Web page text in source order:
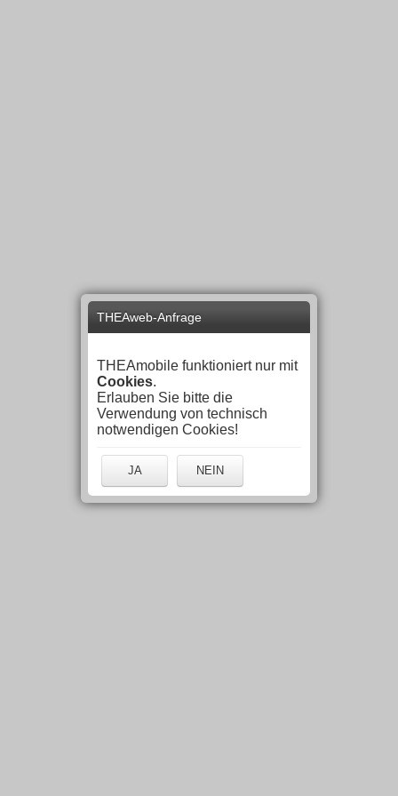
THEAweb-Anfrage
THEAmobile funktioniert nur mit
Cookies.
Erlauben Sie bitte die
Verwendung von technisch
notwendigen Cookies!
JA NEIN